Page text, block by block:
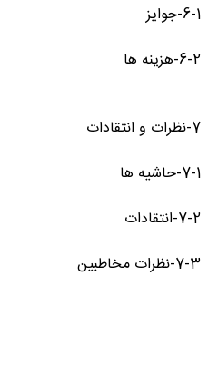
6-1-جوایز
6-2-هزینه ها
7-نظرات و انتقادات
7-1-حاشیه ها
7-2-انتقادات
7-3-نظرات مخاطبین